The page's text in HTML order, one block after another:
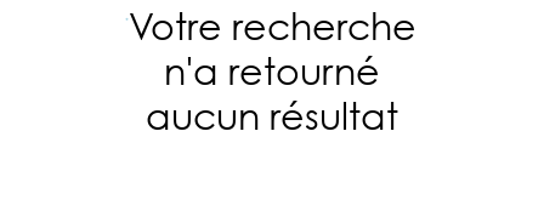
Votre recherche
n'a retourné
aucun résultat